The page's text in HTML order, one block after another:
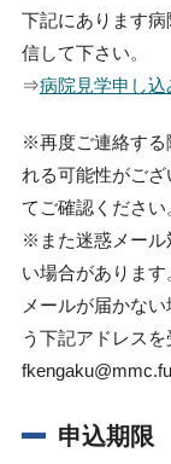
下記にあります
信して下さい。
⇒病院見学申し
※再度ご連絡する
れる可能性がご
てご確認ください
※また迷惑メール
い場合があります
メールが届かな
う下記アドレスを
申込期限